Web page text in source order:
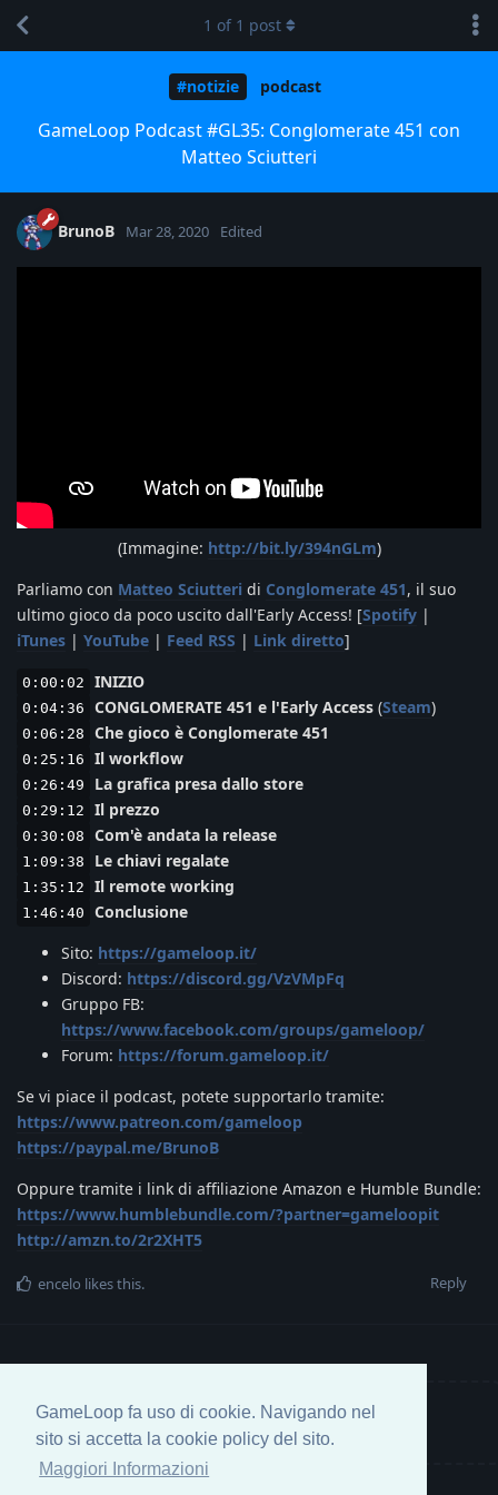
GameLoop fa uso di cookie. Navigando nel
sito si accetta la cookie policy del sito.
Maggiori Informazioni
#notizie podcast
GameLoop Podcast #GL35: Conglomerate 451 con
Matteo Sciutteri
1 of 1 post
BrunoB Mar 28, 2020 Edited
(Immagine: http://bit.ly/394nGLm)
Parliamo con Matteo Sciutteri di Conglomerate 451, il suo
ultimo gioco da poco uscito dall'Early Access! [Spotify |
iTunes | YouTube | Feed RSS | Link diretto]
0:00:02 INIZIO
0:04:36 CONGLOMERATE 451 e l'Early Access (Steam)
0:06:28 Che gioco è Conglomerate 451
0:25:16 Il workflow
0:26:49 La grafica presa dallo store
0:29:12 Il prezzo
0:30:08 Com'è andata la release
1:09:38 Le chiavi regalate
1:35:12 Il remote working
1:46:40
Conclusione
Sito: https://gameloop.it/
Discord: https://discord.gg/VzVMpFq
Gruppo FB:
https://www.facebook.com/groups/gameloop/
Forum: https://forum.gameloop.it/
Se vi piace il podcast, potete supportarlo tramite:
https://www.patreon.com/gameloop
https://paypal.me/BrunoB
Oppure tramite i link di affiliazione Amazon e Humble Bundle:
https://www.humblebundle.com/?partner=gameloopit
http://amzn.to/2r2XHT5
Reply
encelo likes this.
Write a Reply...